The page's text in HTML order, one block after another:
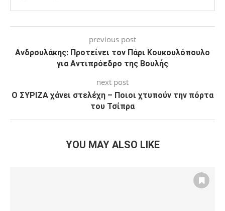
previous post
Ανδρουλάκης: Προτείνει τον Πάρι Κουκουλόπουλο
για Αντιπρόεδρο της Βουλής
next post
Ο ΣΥΡΙΖΑ χάνει στελέχη – Ποιοι χτυπούν την πόρτα
του Τσίπρα
YOU MAY ALSO LIKE